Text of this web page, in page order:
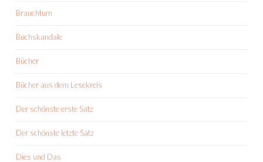
Brauchtum
Buchskandale
Bücher
Bücher aus dem Lesekreis
Der schönste erste Satz
Der schönste letzte Satz
Dies und Das